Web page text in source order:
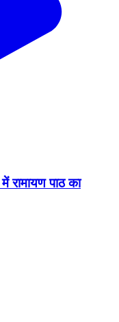
रामायण पाठ का